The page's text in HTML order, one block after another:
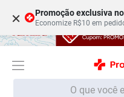
× Promoção exclusiva
Economize R$10 em
O que você está buscando?